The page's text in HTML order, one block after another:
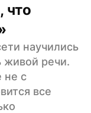
что
научились
живой речи.
не с
все